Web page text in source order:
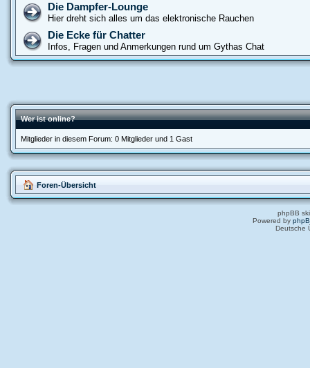
Die Dampfer-Lounge
Hier dreht sich alles um das elektronische Rauchen
Die Ecke für Chatter
Infos, Fragen und Anmerkungen rund um Gythas Chat
Wer ist online?
Mitglieder in diesem Forum: 0 Mitglieder und 1 Gast
Foren-Übersicht
phpBB
Powered by
Deutsche